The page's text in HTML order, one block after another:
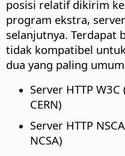
posisi relatif dikirim
program ekstra,
selanjutnya. Terdapat
tidak kompatibel
dua yang paling
Server HTTP
CERN)
Server HTTP
NCSA)